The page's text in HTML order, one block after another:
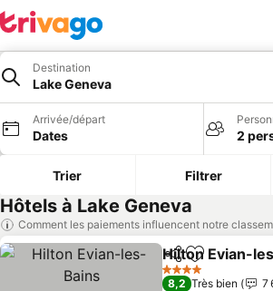
Destination
Lake Geneva
Arrivée/départ
Dates 2
Trier Filtrer
Hôtels à Lake Geneva
Comment les paiements influencent notre
PartagerAjouter à
Hilton Evian-
4 Étoiles
8,2 Très bien
7